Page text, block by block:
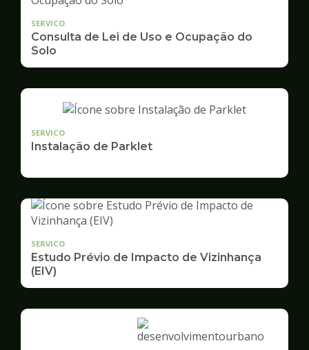
SERVICO
Consulta de Lei de Uso e Ocupação do
Solo
SERVICO
Instalação de Parklet
SERVICO
Estudo Prévio de Impacto de Vizinhança
(EIV)
Ilustração